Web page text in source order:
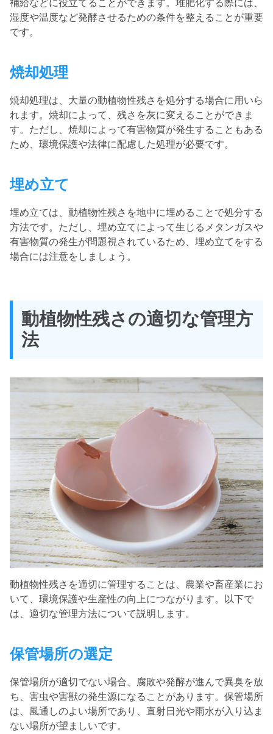
補給などに役立てることができます。 堆肥化する際には、
湿度や温度など発酵させるための条件を整えることが重要
です。
焼却処理
焼却処理は、大量の動植物性残さを処分する場合に用いら
れます。 焼却によって、残さを灰に変えることができま
す。 ただし、焼却によって有害物質が発生することもある
ため、環境保護や法律に配慮した処理が必要です。
埋め立て
埋め立ては、動植物性残さを地中に埋めることで処分する
方法です。 ただし、埋め立てによって生じるメタンガスや
有害物質の発生が問題視されているため、埋め立てをする
場合には注意をしましょう。
動植物性残さの適切な管理方
法
動植物性残さを適切に管理することは、農業や畜産業にお
いて、環境保護や生産性の向上につながります。 以下で
は、適切な管理方法について説明します。
保管場所の選定
保管場所が適切でない場合、腐敗や発酵が進んで異臭を放
ち、害虫や害獣の発生源になることがあります。 保管場所
は、風通しのよい場所であり、直射日光や雨水が入り込ま
ない場所が望ましいです。